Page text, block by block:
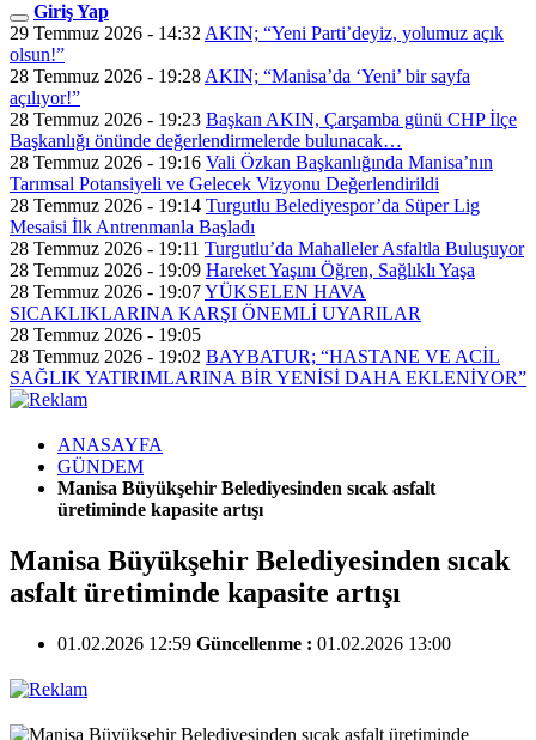
Giriş Yap
29 Temmuz 2026 - 14:32 AKIN; “Yeni Parti’deyiz, yolumuz açık
olsun!”
28 Temmuz 2026 - 19:28 AKIN; “Manisa’da ‘Yeni’ bir sayfa
açılıyor!”
28 Temmuz 2026 - 19:23 Başkan AKIN, Çarşamba günü CHP İlçe
Başkanlığı önünde değerlendirmelerde bulunacak…
28 Temmuz 2026 - 19:16 Vali Özkan Başkanlığında Manisa’nın
Tarımsal Potansiyeli ve Gelecek Vizyonu Değerlendirildi
28 Temmuz 2026 - 19:14 Turgutlu Belediyespor’da Süper Lig
Mesaisi İlk Antrenmanla Başladı
28 Temmuz 2026 - 19:11 Turgutlu’da Mahalleler Asfaltla Buluşuyor
28 Temmuz 2026 - 19:09 Hareket Yaşını Öğren, Sağlıklı Yaşa
28 Temmuz 2026 - 19:07YÜKSELEN HAVA
SICAKLIKLARINA KARŞI ÖNEMLİ UYARILAR
28 Temmuz 2026 - 19:05
28 Temmuz 2026 - 19:02 BAYBATUR; “HASTANE VE ACİL
SAĞLIK YATIRIMLARINA BİR YENİSİ DAHA EKLENİYOR”
ANASAYFA
GÜNDEM
Manisa Büyükşehir Belediyesinden sıcak asfalt
üretiminde kapasite artışı
Manisa Büyükşehir Belediyesinden sıcak
asfalt üretiminde kapasite artışı
01.02.2026 12:59 Güncellenme : 01.02.2026 13:00